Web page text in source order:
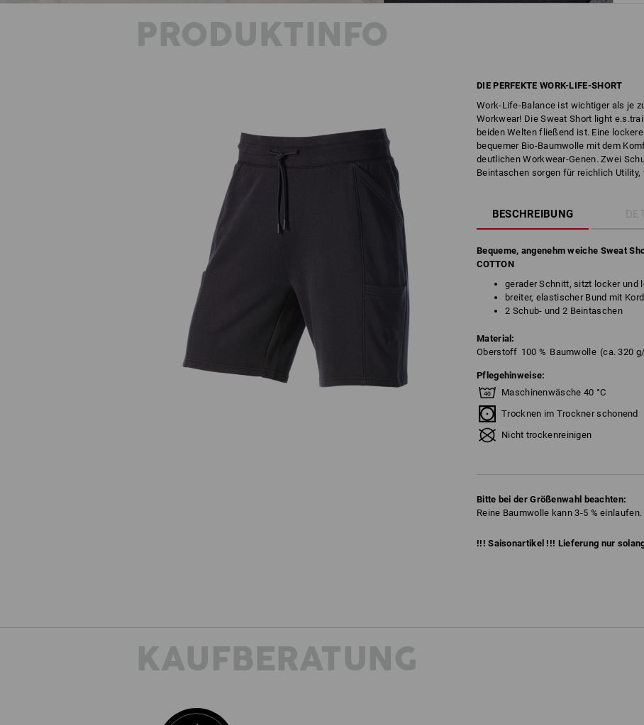
PRODUKTINFO
DIE PERFEKTE WORK-LIFE-SHORT
Work-Life-Balance ist wichtiger als je
Workwear! Die Sweat Short light
beiden Welten fließend ist. Eine
bequemer Bio-Baumwolle mit dem
deutlichen Workwear-Genen. Zwei
Beintaschen sorgen für reichlich
BESCHREIBUNG
Bequeme, angenehm weiche Sweat
COTTON
gerader Schnitt, sitzt locker und
breiter, elastischer Bund mit
2 Schub- und 2 Beintaschen
Material:
Oberstoff 100 % Baumwolle (ca. 320
Pflegehinweise:
Maschinenwäsche 40 °C
Trocknen im Trockner schonend
Nicht trockenreinigen
Bitte bei der Größenwahl beachten:
Reine Baumwolle kann 3-5 % einlaufen.
!!! Saisonartikel !!! Lieferung nur
KAUFBERATUNG